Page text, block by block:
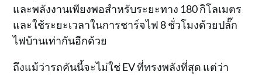
และพลังงานเพียงพอสำหรับระยะทาง 180 กิโลเมตร
และใช้ระยะเวลาในการชาร์จไฟ 8 ชั่วโมงด้วยปลั๊ก
ไฟบ้านเท่ากันอีกด้วย
ถึงแม้ว่ารถคันนี้จะไม่ใช่ EV ที่ทรงพลังที่สุด แต่ว่า